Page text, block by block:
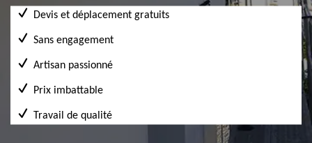
Devis et déplacement gratuits
Sans engagement
Artisan passionné
Prix imbattable
Travail de qualité